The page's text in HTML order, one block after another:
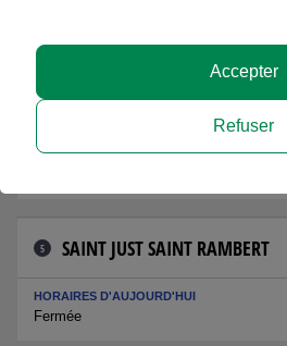
SAINT ETIENNE BERGSON
HORAIRES D'AUJOURD'HUI
5 SAINT JUST SAINT RAMBERT
HORAIRES D'AUJOURD'HUI
Fermée
Refuser
Accepter